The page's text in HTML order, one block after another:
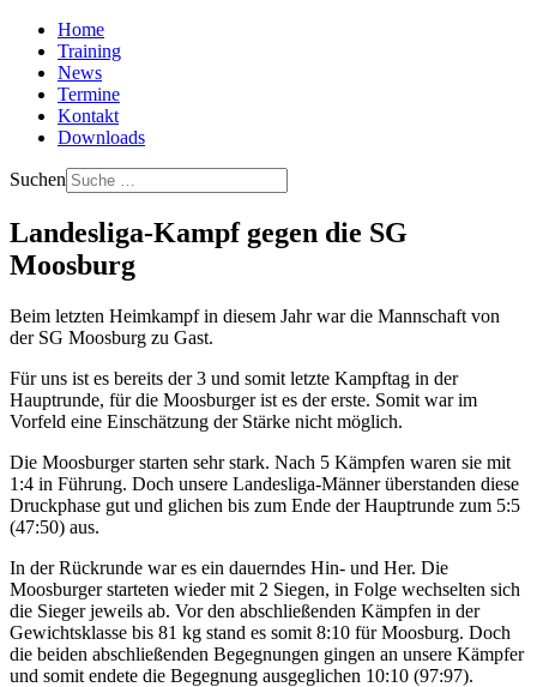
Home
Training
News
Termine
Kontakt
Downloads
Suchen
Landesliga-Kampf gegen die SG
Moosburg
Beim letzten Heimkampf in diesem Jahr war die Mannschaft von
der SG Moosburg zu Gast.
Für uns ist es bereits der 3 und somit letzte Kampftag in der
Hauptrunde, für die Moosburger ist es der erste. Somit war im
Vorfeld eine Einschätzung der Stärke nicht möglich.
Die Moosburger starten sehr stark. Nach 5 Kämpfen waren sie mit
1:4 in Führung. Doch unsere Landesliga-Männer überstanden diese
Druckphase gut und glichen bis zum Ende der Hauptrunde zum 5:5
(47:50) aus.
In der Rückrunde war es ein dauerndes Hin- und Her. Die
Moosburger starteten wieder mit 2 Siegen, in Folge wechselten sich
die Sieger jeweils ab. Vor den abschließenden Kämpfen in der
Gewichtsklasse bis 81 kg stand es somit 8:10 für Moosburg. Doch
die beiden abschließenden Begegnungen gingen an unsere Kämpfer
und somit endete die Begegnung ausgeglichen 10:10 (97:97).